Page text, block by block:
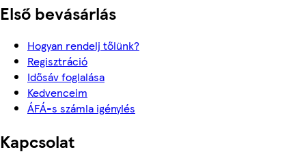
Első bevásárlás
Hogyan rendelj tőlünk?
Regisztráció
Idősáv foglalása
Kedvenceim
ÁFÁ-s számla igénylés
Kapcsolat